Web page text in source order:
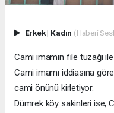
Erkek| Kadın (Haberi
Cami imamın file tuzağı
Cami imamı iddiasına
cami önünü kirletiyor.
Dümrek köy sakinleri ise,